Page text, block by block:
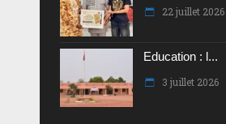
22 juillet 2026
Education : l...
3 juillet 2026